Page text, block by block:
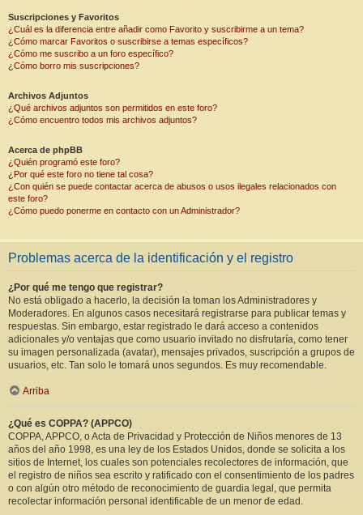
Suscripciones y Favoritos
¿Cuál es la diferencia entre añadir como Favorito y suscribirme a un tema?
¿Cómo marcar Favoritos o suscribirse a temas específicos?
¿Cómo me suscribo a un foro específico?
¿Cómo borro mis suscripciones?
Archivos Adjuntos
¿Qué archivos adjuntos son permitidos en este foro?
¿Cómo encuentro todos mis archivos adjuntos?
Acerca de phpBB
¿Quién programó este foro?
¿Por qué este foro no tiene tal cosa?
¿Con quién se puede contactar acerca de abusos o usos ilegales relacionados con
este foro?
¿Cómo puedo ponerme en contacto con un Administrador?
Problemas acerca de la identificación y el registro
¿Por qué me tengo que registrar?
No está obligado a hacerlo, la decisión la toman los Administradores y
Moderadores. En algunos casos necesitará registrarse para publicar temas y
respuestas. Sin embargo, estar registrado le dará acceso a contenidos
adicionales y/o ventajas que como usuario invitado no disfrutaría, como tener
su imagen personalizada (avatar), mensajes privados, suscripción a grupos de
usuarios, etc. Tan solo le tomará unos segundos. Es muy recomendable.
Arriba
¿Qué es COPPA? (APPCO)
COPPA, APPCO, o Acta de Privacidad y Protección de Niños menores de 13
años del año 1998, es una ley de los Estados Unidos, donde se solicita a los
sitios de Internet, los cuales son potenciales recolectores de información, que
el registro de niños sea escrito y ratificado con el consentimiento de los padres
o con algún otro método de reconocimiento de guardia legal, que permita
recolectar información personal identificable de un menor de edad.